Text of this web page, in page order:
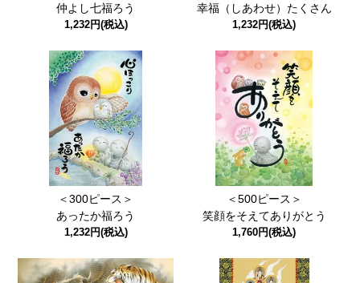
仲よし七福ろう
1,232円(税込)
幸福（しあわせ）たくさん
1,232円(税込)
＜300ピース＞
あったか福ろう
1,232円(税込)
＜500ピース＞
笑顔をそえてありがとう
1,760円(税込)